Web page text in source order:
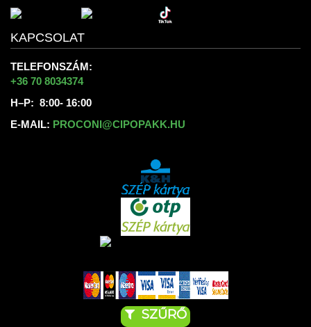
SZŰRŐ
SZŰRŐ
KAPCSOLAT
TELEFONSZÁM:
+36 70 8034374
H–P: 8:00- 16:00
E-MAIL: PROCONI@CIPOPAKK.HU